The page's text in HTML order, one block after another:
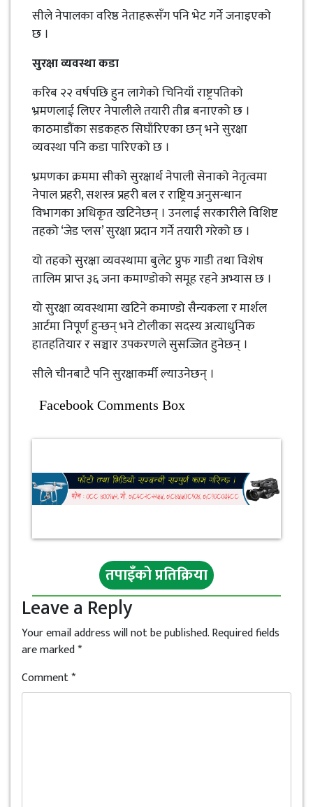
सीले नेपालका वरिष्ठ नेताहरूसँग पनि भेट गर्ने जनाइएको
छ ।
सुरक्षा व्यवस्था कडा
करिब २२ वर्षपछि हुन लागेको चिनियाँ राष्ट्रपतिको
भ्रमणलाई लिएर नेपालीले तयारी तीब्र बनाएको छ ।
काठमाडौंका सडकहरु सिघाँरिएका छन् भने सुरक्षा
व्यवस्था पनि कडा पारिएको छ ।
भ्रमणका क्रममा सीको सुरक्षार्थ नेपाली सेनाको नेतृत्वमा
नेपाल प्रहरी, सशस्त्र प्रहरी बल र राष्ट्रिय अनुसन्धान
विभागका अधिकृत खटिनेछन् । उनलाई सरकारीले विशिष्ट
तहको ‘जेड प्लस’ सुरक्षा प्रदान गर्ने तयारी गरेको छ ।
यो तहको सुरक्षा व्यवस्थामा बुलेट प्रुफ गाडी तथा विशेष
तालिम प्राप्त ३६ जना कमाण्डोको समूह रहने अभ्यास छ ।
यो सुरक्षा व्यवस्थामा खटिने कमाण्डो सैन्यकला र मार्शल
आर्टमा निपूर्ण हुन्छन् भने टोलीका सदस्य अत्याधुनिक
हातहतियार र सञ्चार उपकरणले सुसज्जित हुनेछन् ।
सीले चीनबाटै पनि सुरक्षाकर्मी ल्याउनेछन् ।
Facebook Comments Box
तपाइँको प्रतिक्रिया
Leave a Reply
Your email address will not be published.Required fields
are marked*
Comment*